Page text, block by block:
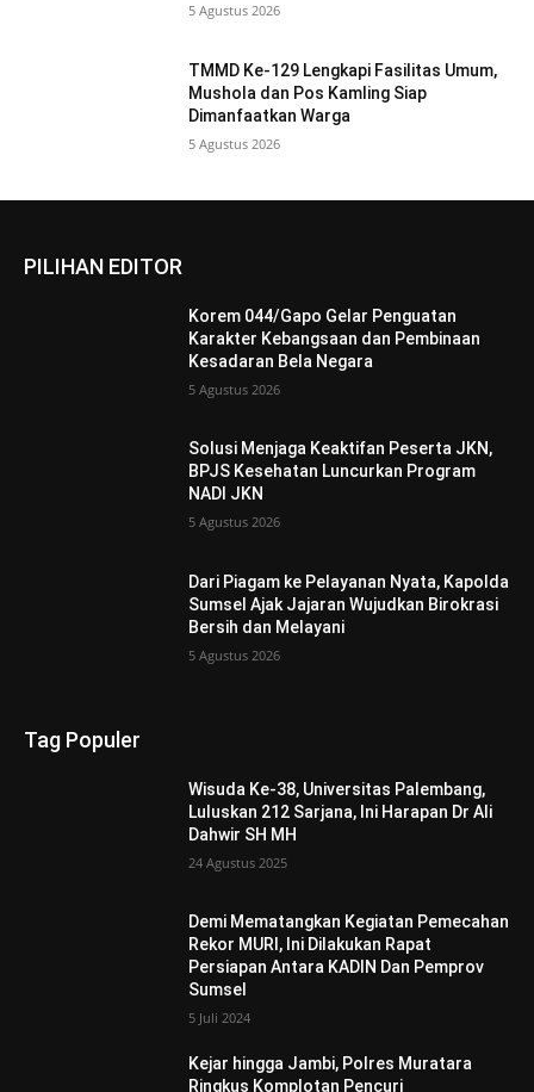
5 Agustus 2026
TMMD Ke-129 Lengkapi Fasilitas Umum,
Mushola dan Pos Kamling Siap
Dimanfaatkan Warga
5 Agustus 2026
PILIHAN EDITOR
Korem 044/Gapo Gelar Penguatan
Karakter Kebangsaan dan Pembinaan
Kesadaran Bela Negara
5 Agustus 2026
Solusi Menjaga Keaktifan Peserta JKN,
BPJS Kesehatan Luncurkan Program
NADI JKN
5 Agustus 2026
Dari Piagam ke Pelayanan Nyata, Kapolda
Sumsel Ajak Jajaran Wujudkan Birokrasi
Bersih dan Melayani
5 Agustus 2026
Tag Populer
Wisuda Ke-38, Universitas Palembang,
Luluskan 212 Sarjana, Ini Harapan Dr Ali
Dahwir SH MH
24 Agustus 2025
Demi Mematangkan Kegiatan Pemecahan
Rekor MURI, Ini Dilakukan Rapat
Persiapan Antara KADIN Dan Pemprov
Sumsel
5 Juli 2024
Kejar hingga Jambi, Polres Muratara
Ringkus Komplotan Pencuri